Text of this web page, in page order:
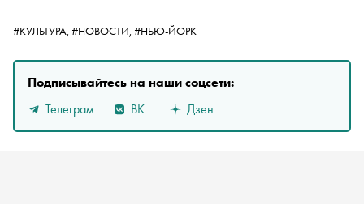
#КУЛЬТУРА, #НОВОСТИ, #НЬЮ-ЙОРК
Подписывайтесь на наши соцсети:
Телеграм
ВК Дзен